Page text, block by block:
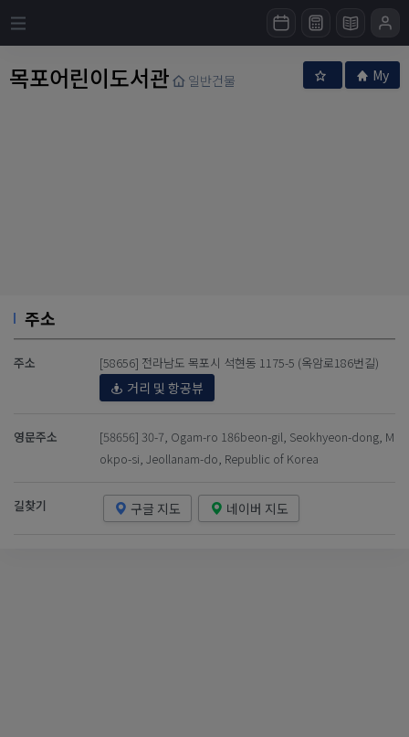
목포어린이도서관 일반건물 My
주소
주소 [58656] 전라남도 목포시 석현동 1175-5 (옥암로186번길)
거리 및 항공뷰
영문주소
[58656] 30-7, Ogam-ro 186beon-gil, Seokhyeon-dong, M
okpo-si, Jeollanam-do, Republic of Korea
길찾기 구글 지도 네이버 지도